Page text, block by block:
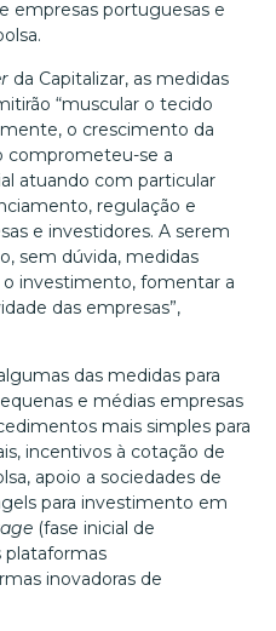
empresas portuguesas e
da Capitalizar, as medidas
“muscular o tecido
o crescimento da
comprometeu-se a
atuando com particular
regulação e
e investidores. A serem
sem dúvida, medidas
investimento, fomentar a
das empresas”,
das medidas para
e médias empresas
mais simples para
incentivos à cotação de
apoio a sociedades de
para investimento em
(fase inicial de
plataformas
inovadoras de